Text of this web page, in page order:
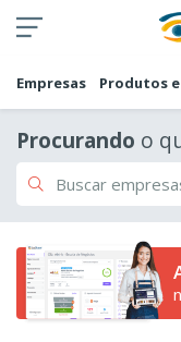
Empresas Produtos
Procurando o